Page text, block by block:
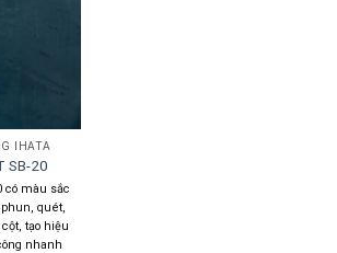
IHATA
SB-20
có màu sắc
quét,
tạo hiệu
nhanh